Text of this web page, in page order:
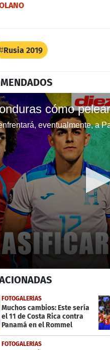
Rusia 2019
FOTOGALERÍAS
Muchos cambios: Este sería
el 11 de Costa Rica contra
Panamá en el Rommel
Fernández
FOTOGALERÍAS